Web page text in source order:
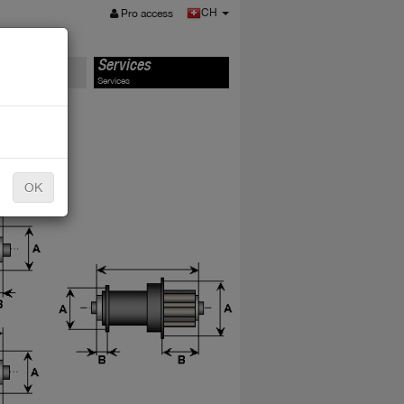
Pro access CH MENU
Services
Services
OK